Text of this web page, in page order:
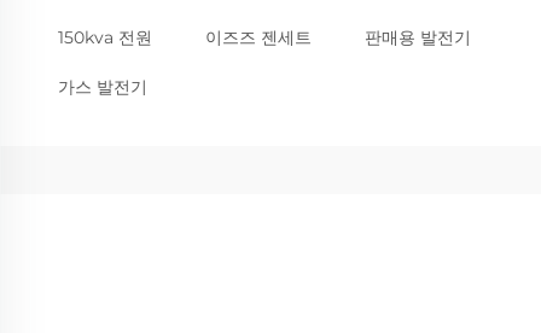
150kva 전원 이즈즈 젠세트 판매용 발전기
가스 발전기